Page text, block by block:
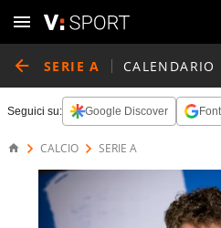
SERIE A CALENDARIO
Seguici su: Google Discover
CALCIO SERIE A